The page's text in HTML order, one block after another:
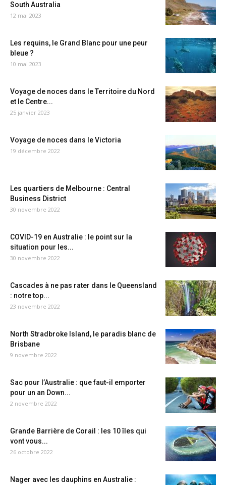
South Australia
12 mai 2023
Les requins, le Grand Blanc pour une peur
bleue ?
10 mai 2023
Voyage de noces dans le Territoire du Nord
et le Centre...
25 janvier 2023
Voyage de noces dans le Victoria
19 décembre 2022
Les quartiers de Melbourne : Central
Business District
30 novembre 2022
COVID-19 en Australie : le point sur la
situation pour les...
30 novembre 2022
Cascades à ne pas rater dans le Queensland
: notre top...
23 novembre 2022
North Stradbroke Island, le paradis blanc de
Brisbane
9 novembre 2022
Sac pour l’Australie : que faut-il emporter
pour un an Down...
2 novembre 2022
Grande Barrière de Corail : les 10 îles qui
vont vous...
26 octobre 2022
Nager avec les dauphins en Australie :